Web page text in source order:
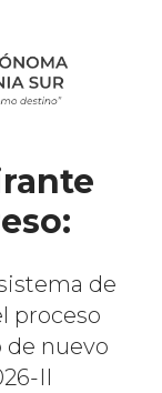
de
proceso
de nuevo
II